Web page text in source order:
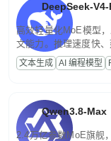
DeepSeek-
高效轻量化MoE模型
文能力。推理速度快
高并发、轻量化任务
文案处理等普惠刚需
文本生成 AI 编程模型
Qwen3.8-Max
2.4万亿参数MoE旗舰